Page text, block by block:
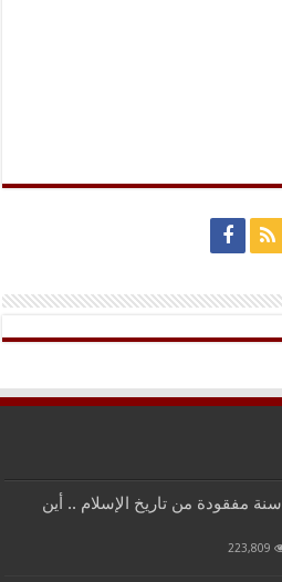
اكثر من 183 سنة مفقودة من تاريخ الإسلام .. أين
223,809